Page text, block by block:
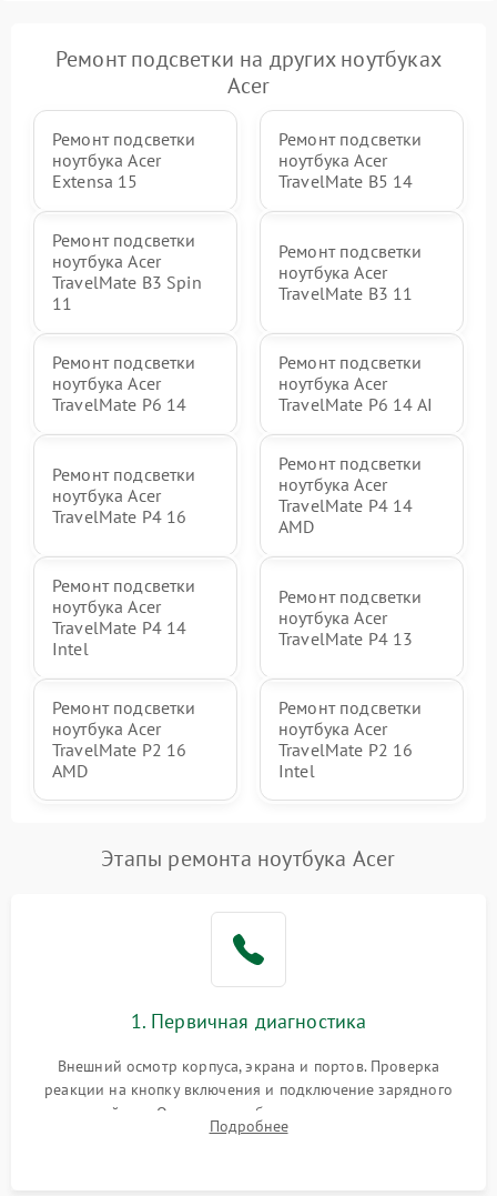
Ремонт подсветки на других ноутбуках
Acer
Ремонт подсветки
ноутбука Acer
Extensa 15
Ремонт подсветки
ноутбука Acer
TravelMate B5 14
Ремонт подсветки
ноутбука Acer
TravelMate B3 Spin
11
Ремонт подсветки
ноутбука Acer
TravelMate B3 11
Ремонт подсветки
ноутбука Acer
TravelMate P6 14
Ремонт подсветки
ноутбука Acer
TravelMate P6 14 AI
Ремонт подсветки
ноутбука Acer
TravelMate P4 16
Ремонт подсветки
ноутбука Acer
TravelMate P4 14
AMD
Ремонт подсветки
ноутбука Acer
TravelMate P4 14
Intel
Ремонт подсветки
ноутбука Acer
TravelMate P4 13
Ремонт подсветки
ноутбука Acer
TravelMate P2 16
AMD
Ремонт подсветки
ноутбука Acer
TravelMate P2 16
Intel
Этапы ремонта ноутбука Acer
1. Первичная диагностика
Внешний осмотр корпуса, экрана и портов. Проверка
реакции на кнопку включения и подключение зарядного
устройства. Оценка потребления тока с помощью
лабораторного блока питания для локализации проблемы.
Подробнее